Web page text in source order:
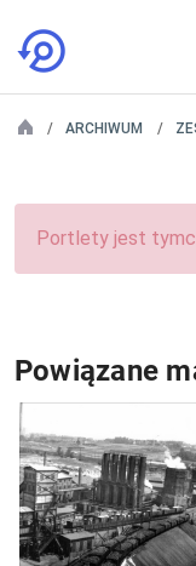
ARCHIWUM
Portlety jest
Powiązane